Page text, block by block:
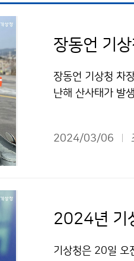
장동언 기상청 차
난해 산사태가 발
2024/03/06
2024년 기
기상청은 20일 오